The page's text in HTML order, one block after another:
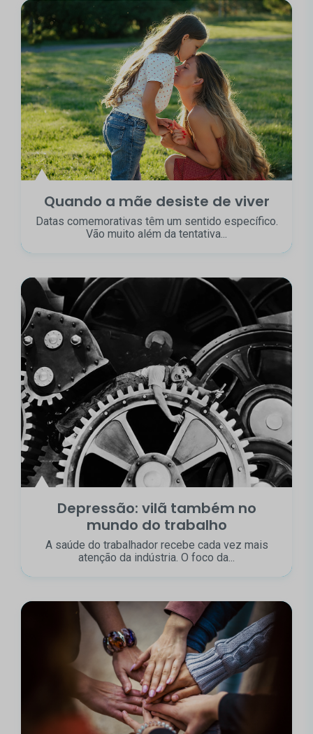
Quando a mãe desiste de viver
Datas comemorativas têm um sentido específico.
Vão muito além da tentativa...
Depressão: vilã também no
mundo do trabalho
A saúde do trabalhador recebe cada vez mais
atenção da indústria. O foco da...